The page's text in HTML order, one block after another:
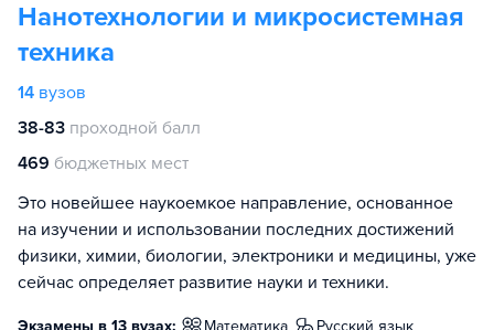
Нанотехнологии и микросистемная
техника
14 вузов
38-83 проходной балл
469 бюджетных мест
Это новейшее наукоемкое направление, основанное
на изучении и использовании последних достижений
физики, химии, биологии, электроники и медицины, уже
сейчас определяет развитие науки и техники.